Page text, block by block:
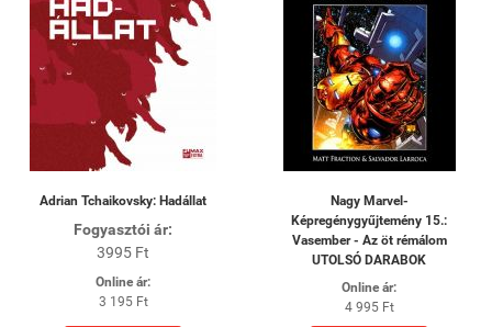
Adrian Tchaikovsky: Hadállat
Fogyasztói ár:
3995 Ft
Online ár:
3 195 Ft
Nagy Marvel-
Képregénygyűjtemény 15.:
Vasember - Az öt rémálom
UTOLSÓ DARABOK
Online ár:
4 995 Ft